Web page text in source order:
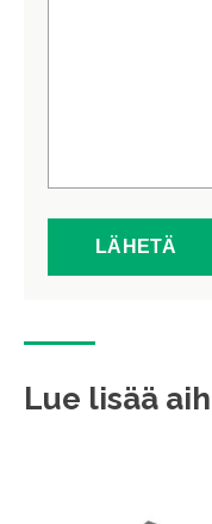
Lue lisää